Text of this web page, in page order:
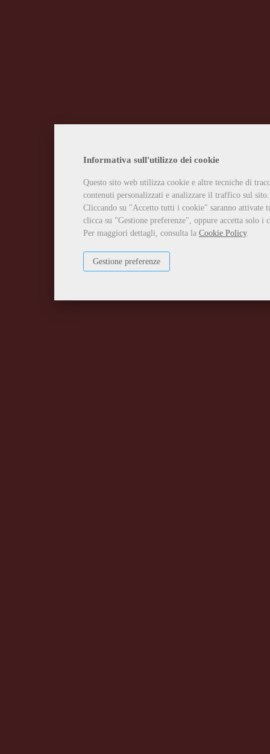
Informativa sull'utilizzo dei cookie
Questo sito web utilizza cookie e altre tecniche di
contenuti personalizzati e analizzare il traffico sul sito.
Cliccando su "Accetto tutti i cookie" saranno attivate
clicca su "Gestione preferenze", oppure accetta solo
Per maggiori dettagli, consulta la Cookie Policy.
Gestione preferenze